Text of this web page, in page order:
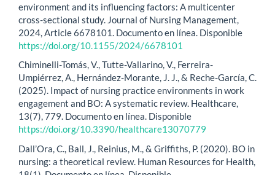
environment and its influencing factors: A multicenter
cross-sectional study. Journal of Nursing Management,
2024, Article 6678101. Documento en línea. Disponible
https://doi.org/10.1155/2024/6678101
Chiminelli-Tomás, V., Tutte-Vallarino, V., Ferreira-
Umpiérrez, A., Hernández-Morante, J. J., & Reche-García, C.
(2025). Impact of nursing practice environments in work
engagement and BO: A systematic review. Healthcare,
13(7), 779. Documento en línea. Disponible
https://doi.org/10.3390/healthcare13070779
Dall’Ora, C., Ball, J., Reinius, M., & Griffiths, P. (2020). BO in
nursing: a theoretical review. Human Resources for Health,